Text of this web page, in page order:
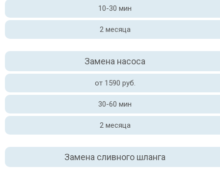
10-30 мин
2 месяца
Замена насоса
от 1590 руб.
30-60 мин
2 месяца
Замена сливного шланга